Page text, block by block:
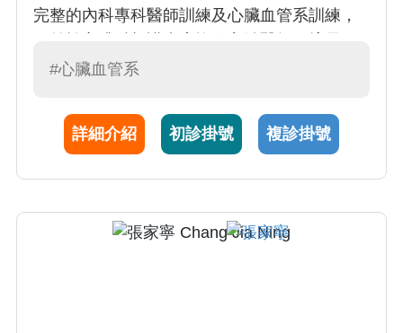
完整的內科專科醫師訓練及心臟血管系訓練，
於：(1) 心絞痛、冠狀動脈心臟疾病 (2) 心臟衰
（高血壓、糖尿病、高血脂症）(5) 瓣膜性心臟
病 (6)心臟超音波
#心臟血管系
詳細介紹 初診掛號 複診掛號